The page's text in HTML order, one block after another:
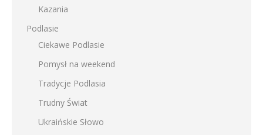
Kazania
Podlasie
Ciekawe Podlasie
Pomysł na weekend
Tradycje Podlasia
Trudny Świat
Ukraińskie Słowo